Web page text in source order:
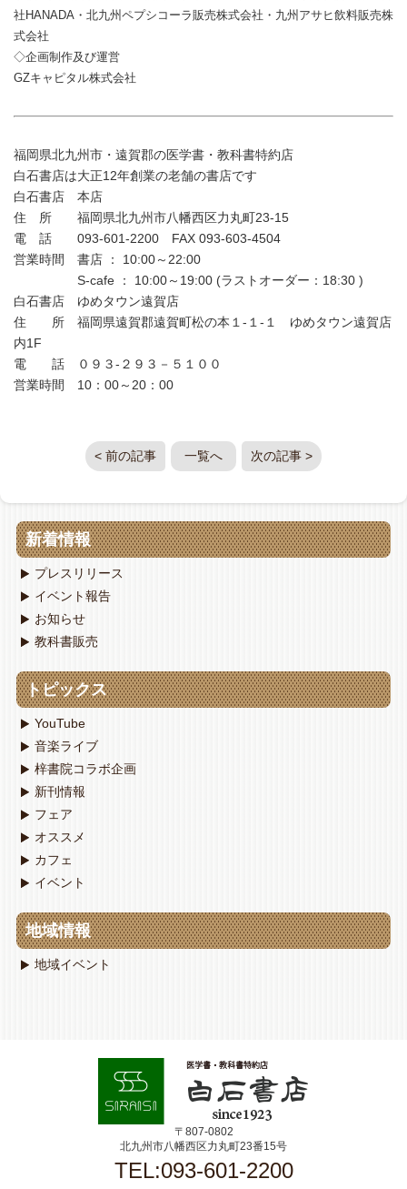
社HANADA・北九州ペプシコーラ販売株式会社・九州アサヒ飲料販売株
式会社
◇企画制作及び運営
GZキャピタル株式会社
福岡県北九州市・遠賀郡の医学書・教科書特約店
白石書店は大正12年創業の老舗の書店です
白石書店 本店
住 所 福岡県北九州市八幡西区力丸町23-15
電 話 093-601-2200 FAX 093-603-4504
営業時間 書店 ： 10:00～22:00
S-cafe ： 10:00～19:00 (ラストオーダー：18:30 )
白石書店 ゆめタウン遠賀店
住 所 福岡県遠賀郡遠賀町松の本１-１-１ ゆめタウン遠賀店
内1F
電 話 ０９３-２９３－５１００
営業時間 10：00～20：00
< 前の記事 一覧へ 次の記事 >
新着情報
プレスリリース
イベント報告
お知らせ
教科書販売
トピックス
YouTube
音楽ライブ
梓書院コラボ企画
新刊情報
フェア
オススメ
カフェ
イベント
地域情報
地域イベント
〒807-0802
北九州市八幡西区力丸町23番15号
TEL:093-601-2200